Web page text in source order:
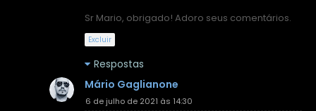
Sr Mario, obrigado! Adoro seus comentários.
Excluir
Respostas
Mário Gaglianone
6 de julho de 2021 às 14:30